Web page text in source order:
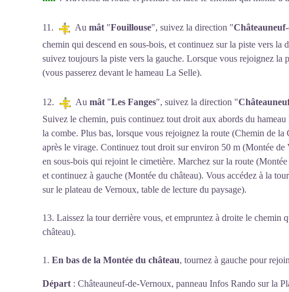
11. Au mât "Fouillouse", suivez la direction "
chemin qui descend en sous-bois, et continuez sur la piste vers la
suivez toujours la piste vers la gauche. Lorsque vous rejoignez la
(vous passerez devant le hameau La Selle).
12. Au mât "Les Fanges", suivez la direction "
Suivez le chemin, puis continuez tout droit aux abords du
la combe. Plus bas, lorsque vous rejoignez la route (Chemin de la
après le virage. Continuez tout droit sur environ 50 m (Montée
en sous-bois qui rejoint le cimetière. Marchez sur la route
et continuez à gauche (Montée du château). Vous accédez à la
sur le plateau de Vernoux, table de lecture du paysage).
13. Laissez la tour derrière vous, et empruntez à droite le chemin
château).
1. En bas de la Montée du château, tournez à gauche pour
Départ : Châteauneuf-de-Vernoux, panneau Infos Rando sur la